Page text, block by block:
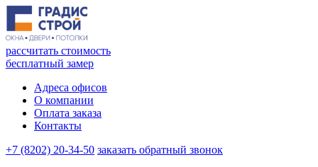
рассчитать стоимость
бесплатный замер
Адреса офисов
О компании
Оплата заказа
Контакты
+7 (8202) 20-34-50 заказать обратный звонок